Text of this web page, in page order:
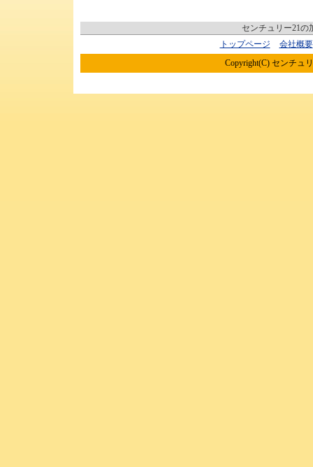
センチュリー21の
トップページ
会社概要
Copyright(C) センチュ